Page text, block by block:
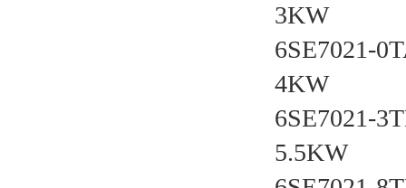
3KW
6SE7021-
4KW
6SE7021-
5.5KW